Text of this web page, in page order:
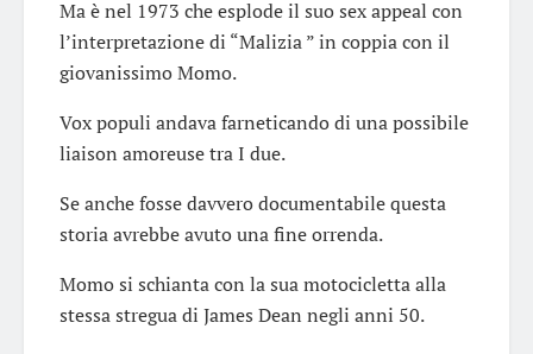
Ma è nel 1973 che esplode il suo sex appeal con
l’interpretazione di “Malizia ” in coppia con il
giovanissimo Momo.
Vox populi andava farneticando di una possibile
liaison amoreuse tra I due.
Se anche fosse davvero documentabile questa
storia avrebbe avuto una fine orrenda.
Momo si schianta con la sua motocicletta alla
stessa stregua di James Dean negli anni 50.